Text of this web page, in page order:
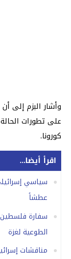
وأشار البزم إلى
على تطورات الحالة
كورونا.
اقرأ أيضا...
سياسي
عطشاً
سفارة فلسطين
الطوعية لغزة
مناقشات